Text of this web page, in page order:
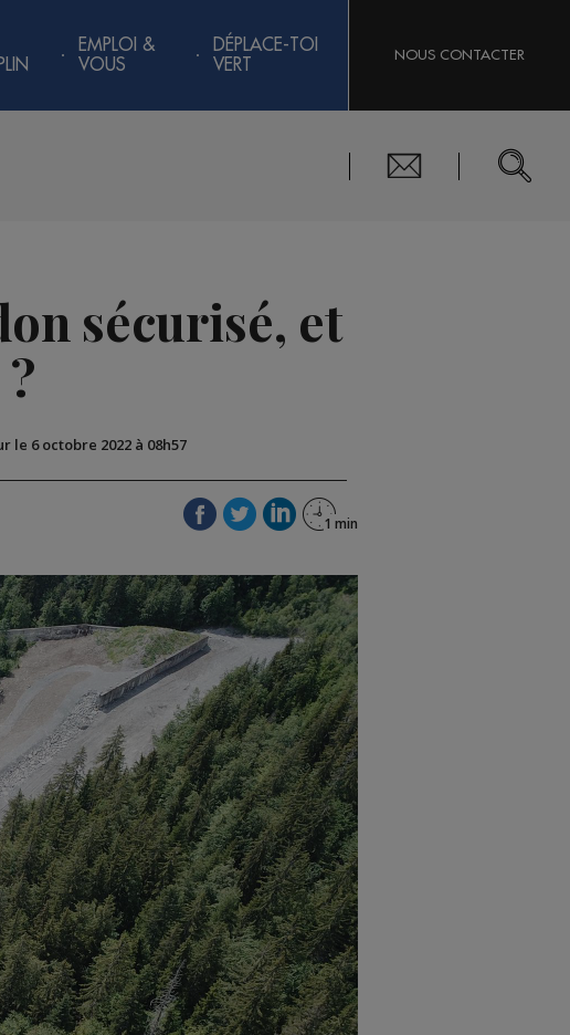
EMPLOI &
VOUS
DÉPLACE-TOI
VERT
NOUS CONTACTER
sécurisé, et
le 6 octobre 2022 à 08h57